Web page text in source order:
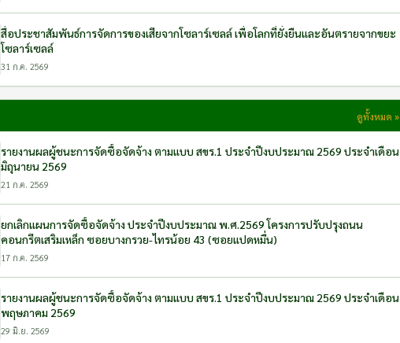
สื่อประชาสัมพันธ์การจัดการของเสียจากโซลาร์เซลล์ เพื่อโลกที่ยั่งยืนและอันตรายจากขยะ
โซลาร์เซลล์
31 ก.ค. 2569
ดูทั้งหมด »
รายงานผลผู้ชนะการจัดซื้อจัดจ้าง ตามแบบ สขร.1 ประจำปีงบประมาณ 2569 ประจำเดือน
มิถุนายน 2569
21 ก.ค. 2569
ยกเลิกแผนการจัดซื้อจัดจ้าง ประจำปีงบประมาณ พ.ศ.2569 โครงการปรับปรุงถนน
คอนกรีตเสริมเหล็ก ซอยบางกรวย-ไทรน้อย 43 (ซอยแปดหมื่น)
17 ก.ค. 2569
รายงานผลผู้ชนะการจัดซื้อจัดจ้าง ตามแบบ สขร.1 ประจำปีงบประมาณ 2569 ประจำเดือน
พฤษภาคม 2569
29 มิ.ย. 2569